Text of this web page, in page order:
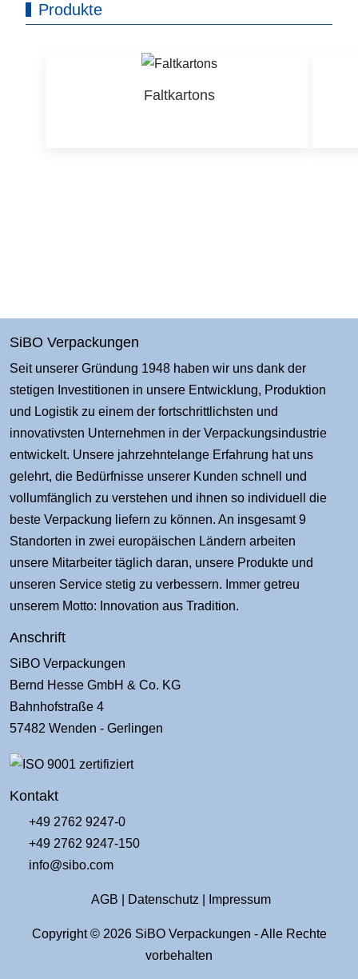
Produkte
Faltkartons
SiBO Verpackungen
Seit unserer Gründung 1948 haben wir uns dank der
stetigen Investitionen in unsere Entwicklung, Produktion
und Logistik zu einem der fortschrittlichsten und
innovativsten Unternehmen in der Verpackungsindustrie
entwickelt. Unsere jahrzehntelange Erfahrung hat uns
gelehrt, die Bedürfnisse unserer Kunden schnell und
vollumfänglich zu verstehen und ihnen so individuell die
beste Verpackung liefern zu können. An insgesamt 9
Standorten in zwei europäischen Ländern arbeiten
unsere Mitarbeiter täglich daran, unsere Produkte und
unseren Service stetig zu verbessern. Immer getreu
unserem Motto: Innovation aus Tradition.
Anschrift
SiBO Verpackungen
Bernd Hesse GmbH & Co. KG
Bahnhofstraße 4
57482 Wenden - Gerlingen
Kontakt
+49 2762 9247-0
+49 2762 9247-150
info@sibo.com
AGB Datenschutz Impressum
Copyright © 2026 SiBO Verpackungen - Alle Rechte
vorbehalten